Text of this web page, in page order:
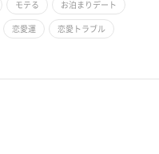
モテる お泊まりデート
恋愛運 恋愛トラブル